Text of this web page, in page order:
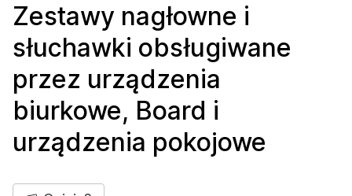
Zestawy nagłowne i
słuchawki obsługiwane
przez urządzenia
biurkowe, Board i
urządzenia pokojowe